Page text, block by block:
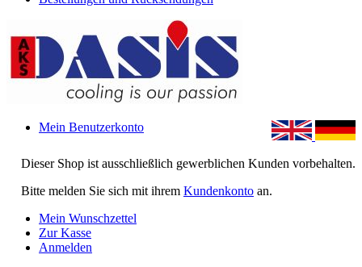
Dieser Shop ist ausschließlich gewerblichen Kunden vorbehalten.
Bitte melden Sie sich mit ihrem Kundenkonto an.
Mein Benutzerkonto
Mein Wunschzettel
Zur Kasse
Anmelden